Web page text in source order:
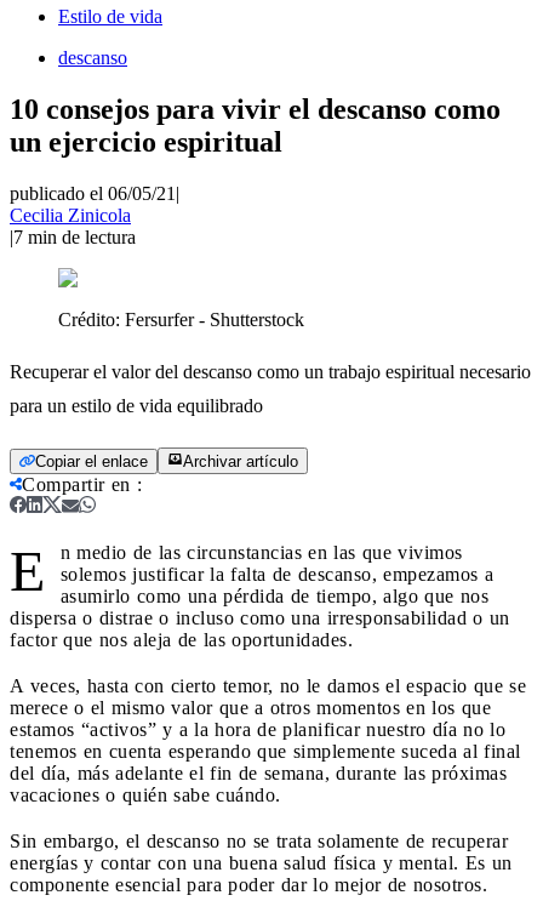
Estilo de vida
descanso
10 consejos para vivir el descanso como
un ejercicio espiritual
publicado el 06/05/21 |
Cecilia Zinicola
|7 min de lectura
Crédito: Fersurfer - Shutterstock
Recuperar el valor del descanso como un trabajo espiritual necesario
para un estilo de vida equilibrado
Copiar el enlace Archivar artículo
Compartir en :
E
n medio de las circunstancias en las que vivimos
solemos justificar la falta de descanso, empezamos a
asumirlo como una pérdida de tiempo, algo que nos
dispersa o distrae o incluso como una irresponsabilidad o un
factor que nos aleja de las oportunidades.
A veces, hasta con cierto temor, no le damos el espacio que se
merece o el mismo valor que a otros momentos en los que
estamos “activos” y a la hora de planificar nuestro día no lo
tenemos en cuenta esperando que simplemente suceda al final
del día, más adelante el fin de semana, durante las próximas
vacaciones o quién sabe cuándo.
Sin embargo, el descanso no se trata solamente de recuperar
energías y contar con una buena salud física y mental. Es un
componente esencial para poder dar lo mejor de nosotros.